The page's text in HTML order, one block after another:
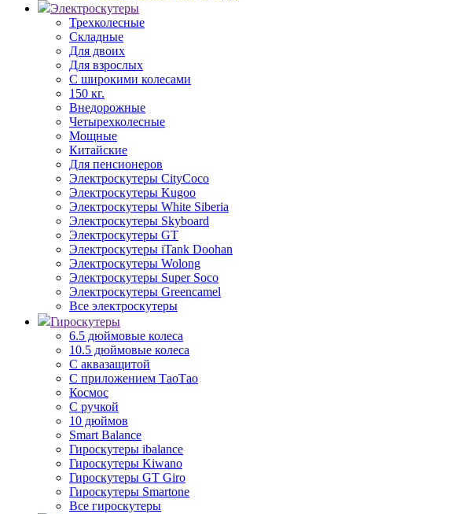
Электроскутеры
Трехколесные
Складные
Для двоих
Для взрослых
С широкими колесами
150 кг.
Внедорожные
Четырехколесные
Мощные
Китайские
Для пенсионеров
Электроскутеры CityCoco
Электроскутеры Kugoo
Электроскутеры White Siberia
Электроскутеры Skyboard
Электроскутеры GT
Электроскутеры iTank Doohan
Электроскутеры Wolong
Электроскутеры Super Soco
Электроскутеры Greencamel
Все электроскутеры
Гироскутеры
6.5 дюймовые колеса
10.5 дюймовые колеса
С аквазащитой
С приложением ТаоТао
Космос
С ручкой
10 дюймов
Smart Balance
Гироскутеры ibalance
Гироскутеры Kiwano
Гироскутеры GT Giro
Гироскутеры Smartone
Все гироскутеры